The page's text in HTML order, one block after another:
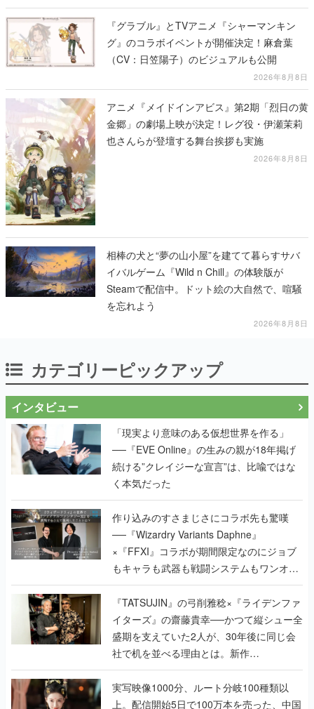
『グラブル』とTVアニメ『シャーマンキン
グ』のコラボイベントが開催決定！麻倉葉
（CV：日笠陽子）のビジュアルも公開
2026年8月8日
アニメ『メイドインアビス』第2期「烈日の黄
金郷」の劇場上映が決定！レグ役・伊瀬茉莉
也さんらが登壇する舞台挨拶も実施
2026年8月8日
相棒の犬と“夢の山小屋”を建てて暮らすサバ
イバルゲーム『Wild n Chill』の体験版が
Steamで配信中。ドット絵の大自然で、喧騒
を忘れよう
2026年8月8日
カテゴリーピックアップ
インタビュー
「現実より意味のある仮想世界を作る」
──『EVE Online』の生みの親が18年掲げ
続ける”クレイジーな宣言”は、比喩ではな
く本気だった
作り込みのすさまじさにコラボ先も驚嘆
──『Wizardry Variants Daphne』
×『FFXI』コラボが期間限定なのにジョブ
もキャラも武器も戦闘システムもワンオフ
で作り込まれた理由を両ディレクターに聞
く
『TATSUJIN』の弓削雅稔×『ライデンファ
イターズ』の齋藤貴幸──かつて縦シュー全
盛期を支えていた2人が、30年後に同じ会
社で机を並べる理由とは。新作
『TATSUJIN EXTREME』で初タッグを組
んだレジェンド2人に訊く開発秘話
実写映像1000分、ルート分岐100種類以
上。配信開始5日で100万本を売った、中国